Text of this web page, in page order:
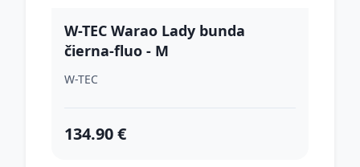
W-TEC Warao Lady bunda
čierna-fluo - M
W-TEC
134.90 €